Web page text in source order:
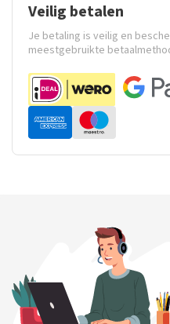
Veilig betalen
Je betaling is veilig en
meestgebruikte